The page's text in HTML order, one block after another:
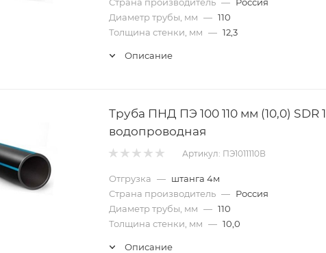
Диаметр трубы, мм — 110
Толщина стенки, мм — 12,3
Описание
Труба ПНД ПЭ 100 110 мм (10,0) SDR
водопроводная
Артикул: ПЭ1011110В
Отгрузка — штанга 4м
Страна производитель — Россия
Диаметр трубы, мм — 110
Толщина стенки, мм — 10,0
Описание